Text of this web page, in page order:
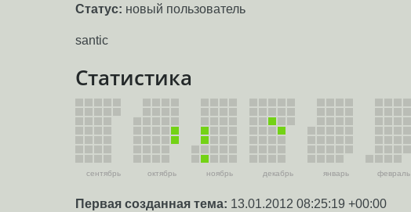
Статус: новый пользователь
santic
Статистика
сентябрь октябрь ноябрь декабрь январь февраль
Первая созданная тема: 13.01.2012 08:25:19 +00:00